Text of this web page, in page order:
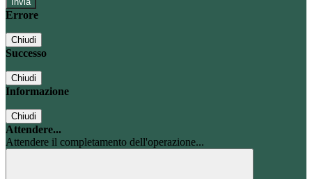
Errore
Chiudi
Successo
Chiudi
Informazione
Chiudi
Attendere...
Attendere il completamento dell'operazione...